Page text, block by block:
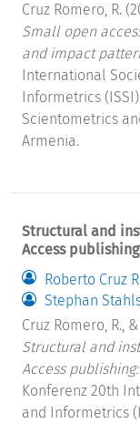
Cruz Romero, R.
Small open
and impact
International
Informetrics
Scientometrics
Armenia.
Structural and
Access
Roberto Cruz
Stephan
Cruz Romero, R.,
Structural and
Access
Konferenz 20th
and Informetrics